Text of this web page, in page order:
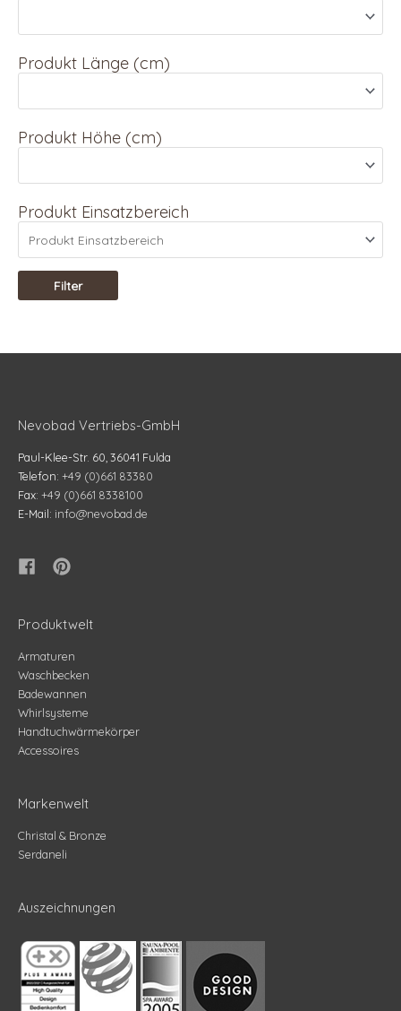
Produkt Länge (cm)
Produkt Höhe (cm)
Produkt Einsatzbereich
Filter
Nevobad Vertriebs-GmbH
Paul-Klee-Str. 60, 36041 Fulda
Telefon: +49 (0)661 83380
Fax: +49 (0)661 8338100
E-Mail: info@nevobad.de
Produktwelt
Armaturen
Waschbecken
Badewannen
Whirlsysteme
Handtuchwärmekörper
Accessoires
Markenwelt
Christal & Bronze
Serdaneli
Auszeichnungen